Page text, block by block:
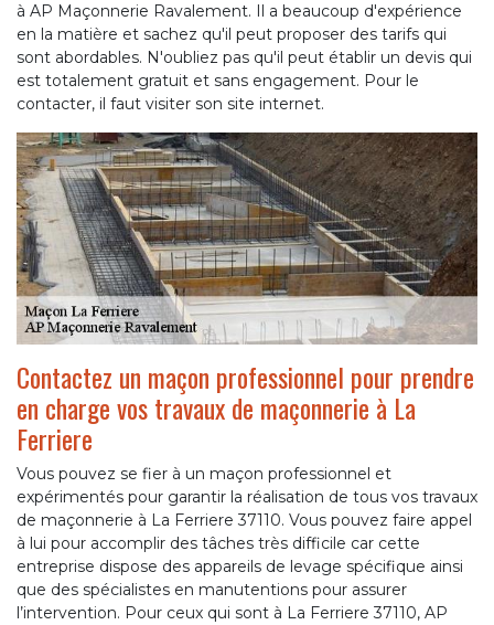
à AP Maçonnerie Ravalement. Il a beaucoup d'expérience
en la matière et sachez qu'il peut proposer des tarifs qui
sont abordables. N'oubliez pas qu'il peut établir un devis qui
est totalement gratuit et sans engagement. Pour le
contacter, il faut visiter son site internet.
Contactez un maçon professionnel pour prendre
en charge vos travaux de maçonnerie à La
Ferriere
Vous pouvez se fier à un maçon professionnel et
expérimentés pour garantir la réalisation de tous vos travaux
de maçonnerie à La Ferriere 37110. Vous pouvez faire appel
à lui pour accomplir des tâches très difficile car cette
entreprise dispose des appareils de levage spécifique ainsi
que des spécialistes en manutentions pour assurer
l’intervention. Pour ceux qui sont à La Ferriere 37110, AP